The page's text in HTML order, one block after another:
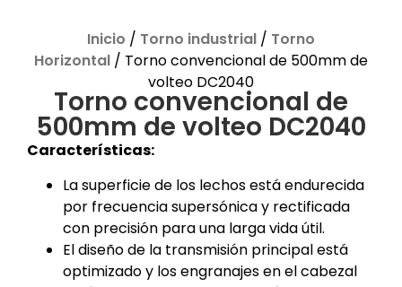
Inicio / Torno industrial / Torno
Horizontal / Torno convencional de 500mm de
volteo DC2040
Torno convencional de
500mm de volteo DC2040
Características:
La superficie de los lechos está endurecida
por frecuencia supersónica y rectificada
con precisión para una larga vida útil.
El diseño de la transmisión principal está
optimizado y los engranajes en el cabezal